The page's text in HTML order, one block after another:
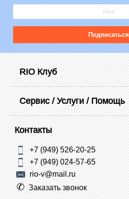
Подписаться
RIO Клуб
Сервис / Услуги / Помощь
Контакты
+7 (949) 526-20-25
+7 (949) 024-57-65
rio-v@mail.ru
Заказать звонок